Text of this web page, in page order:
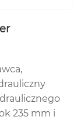
235 mm i